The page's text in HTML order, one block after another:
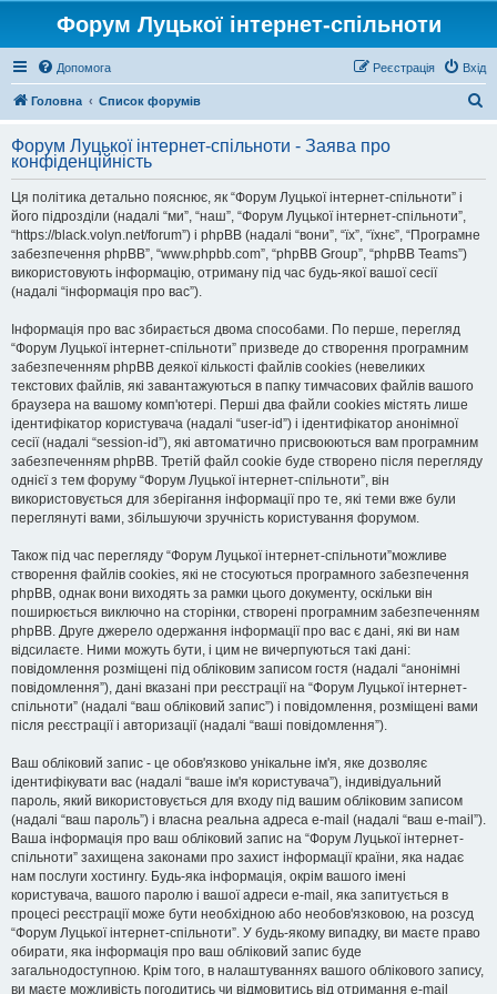
Форум Луцької інтернет-спільноти
Допомога Вхід
Реєстрація
Головна Список форумів
у
Форум Луцької інтернет-спільноти - Заява про
конфіденційність
Ця політика детально пояснює, як “Форум Луцької інтернет-спільноти” і
його підрозділи (надалі “ми”, “наш”, “Форум Луцької інтернет-спільноти”,
“https://black.volyn.net/forum”) і phpBB (надалі “вони”, “їх”, “їхнє”, “Програмне
забезпечення phpBB”, “www.phpbb.com”, “phpBB Group”, “phpBB Teams”)
використовують інформацію, отриману під час будь-якої вашої сесії
(надалі “інформація про вас”).
Інформація про вас збирається двома способами. По перше, перегляд
“Форум Луцької інтернет-спільноти” призведе до створення програмним
забезпеченням phpBB деякої кількості файлів cookies (невеликих
текстових файлів, які завантажуються в папку тимчасових файлів вашого
браузера на вашому комп'ютері. Перші два файли cookies містять лише
ідентифікатор користувача (надалі “user-id”) і ідентифікатор анонімної
сесії (надалі “session-id”), які автоматично присвоюються вам програмним
забезпеченням phpBB. Третій файл cookie буде створено після перегляду
однієї з тем форуму “Форум Луцької інтернет-спільноти”, він
використовується для зберігання інформації про те, які теми вже були
переглянуті вами, збільшуючи зручність користування форумом.
Також під час перегляду “Форум Луцької інтернет-спільноти”можливе
створення файлів cookies, які не стосуються програмного забезпечення
phpBB, однак вони виходять за рамки цього документу, оскільки він
поширюється виключно на сторінки, створені програмним забезпеченням
phpBB. Друге джерело одержання інформації про вас є дані, які ви нам
відсилаєте. Ними можуть бути, і цим не вичерпуються такі дані:
повідомлення розміщені під обліковим записом гостя (надалі “анонімні
повідомлення”), дані вказані при реєстрації на “Форум Луцької інтернет-
спільноти” (надалі “ваш обліковий запис”) і повідомлення, розміщені вами
після реєстрації і авторизації (надалі “ваші повідомлення”).
Ваш обліковий запис - це обов'язково унікальне ім'я, яке дозволяє
ідентифікувати вас (надалі “ваше ім'я користувача”), індивідуальний
пароль, який використовується для входу під вашим обліковим записом
(надалі “ваш пароль”) і власна реальна адреса e-mail (надалі “ваш e-mail”).
Ваша інформація про ваш обліковий запис на “Форум Луцької інтернет-
спільноти” захищена законами про захист інформації країни, яка надає
нам послуги хостингу. Будь-яка інформація, окрім вашого імені
користувача, вашого паролю і вашої адреси e-mail, яка запитується в
процесі реєстрації може бути необхідною або необов'язковою, на розсуд
“Форум Луцької інтернет-спільноти”. У будь-якому випадку, ви маєте право
обирати, яка інформація про ваш обліковий запис буде
загальнодоступною. Крім того, в налаштуваннях вашого облікового запису,
ви маєте можливість погодитись чи відмовитись від отримання e-mail